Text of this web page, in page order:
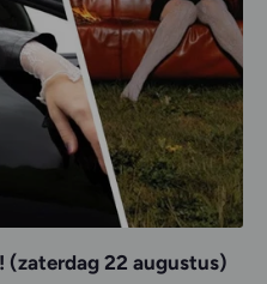
(zaterdag 22 augustus)